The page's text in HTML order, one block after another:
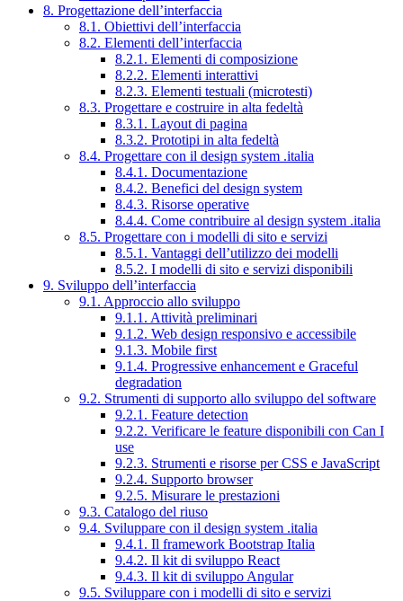
8. Progettazione dell’interfaccia
8.1. Obiettivi dell’interfaccia
8.2. Elementi dell’interfaccia
8.2.1. Elementi di composizione
8.2.2. Elementi interattivi
8.2.3. Elementi testuali (microtesti)
8.3. Progettare e costruire in alta fedeltà
8.3.1. Layout di pagina
8.3.2. Prototipi in alta fedeltà
8.4. Progettare con il design system .italia
8.4.1. Documentazione
8.4.2. Benefici del design system
8.4.3. Risorse operative
8.4.4. Come contribuire al design system .italia
8.5. Progettare con i modelli di sito e servizi
8.5.1. Vantaggi dell’utilizzo dei modelli
8.5.2. I modelli di sito e servizi disponibili
9. Sviluppo dell’interfaccia
9.1. Approccio allo sviluppo
9.1.1. Attività preliminari
9.1.2. Web design responsivo e accessibile
9.1.3. Mobile first
9.1.4. Progressive enhancement e Graceful
degradation
9.2. Strumenti di supporto allo sviluppo del software
9.2.1. Feature detection
9.2.2. Verificare le feature disponibili con Can I
use
9.2.3. Strumenti e risorse per CSS e JavaScript
9.2.4. Supporto browser
9.2.5. Misurare le prestazioni
9.3. Catalogo del riuso
9.4. Sviluppare con il design system .italia
9.4.1. Il framework Bootstrap Italia
9.4.2. Il kit di sviluppo React
9.4.3. Il kit di sviluppo Angular
9.5. Sviluppare con i modelli di sito e servizi